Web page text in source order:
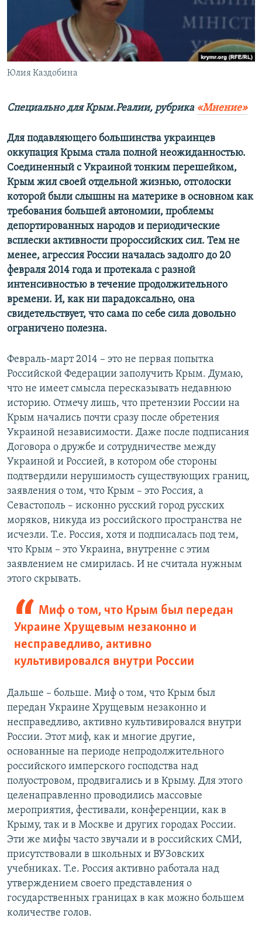
ПОБЕДИТЕЛЕЙ НЕ СУДЯТ?
КРЫМ.НЕПОКОРЕННЫЙ
ELIFBE
УКРАИНСКАЯ ПРОБЛЕМА КРЫМА
ПРИСОЕДИНЯЙТЕСЬ!
Юлия Каздобина
Специально для Крым.Реалии, рубрика «Мнение»
Для подавляющего большинства украинцев
оккупация Крыма стала полной неожиданностью.
Соединенный с Украиной тонким перешейком,
Крым жил своей отдельной жизнью, отголоски
которой были слышны на материке в основном как
требования большей автономии, проблемы
депортированных народов и периодические
всплески активности пророссийских сил. Тем не
менее, агрессия России началась задолго до 20
февраля 2014 года и протекала с разной
интенсивностью в течение продолжительного
времени. И, как ни парадоксально, она
свидетельствует, что сама по себе сила довольно
ограничено полезна.
Февраль-март 2014 – это не первая попытка
Российской Федерации заполучить Крым. Думаю,
что не имеет смысла пересказывать недавнюю
историю. Отмечу лишь, что претензии России на
Крым начались почти сразу после обретения
Украиной независимости. Даже после подписания
Договора о дружбе и сотрудничестве между
Украиной и Россией, в котором обе стороны
подтвердили нерушимость существующих границ,
заявления о том, что Крым – это Россия, а
Севастополь – исконно русский город русских
моряков, никуда из российского пространства не
исчезли. Т.е. Россия, хотя и подписалась под тем,
что Крым – это Украина, внутренне с этим
заявлением не смирилась. И не считала нужным
этого скрывать.
Миф о том, что Крым был передан
Украине Хрущевым незаконно и
несправедливо, активно
культивировался внутри России
Дальше – больше. Миф о том, что Крым был
передан Украине Хрущевым незаконно и
несправедливо, активно культивировался внутри
России. Этот миф, как и многие другие,
основанные на периоде непродолжительного
российского имперского господства над
полуостровом, продвигались и в Крыму. Для этого
целенаправленно проводились массовые
мероприятия, фестивали, конференции, как в
Крыму, так и в Москве и других городах России.
Эти же мифы часто звучали и в российских СМИ,
присутствовали в школьных и ВУЗовских
учебниках. Т.е. Россия активно работала над
утверждением своего представления о
государственных границах в как можно большем
количестве голов.